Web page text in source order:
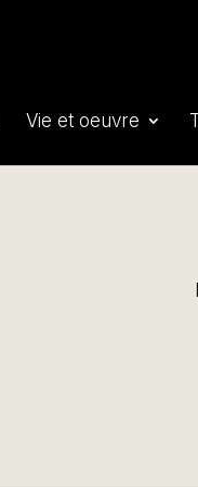
Vie et oeuvre